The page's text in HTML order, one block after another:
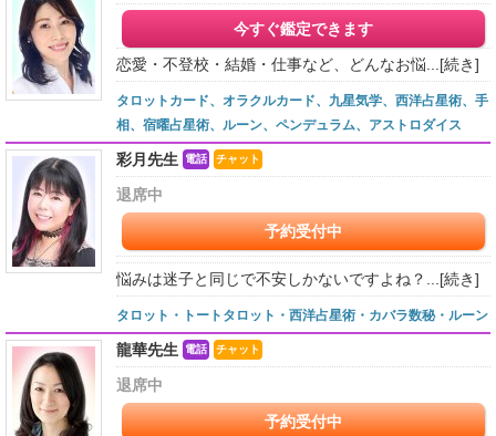
今すぐ鑑定できます
恋愛・不登校・結婚・仕事など、どんなお悩... [続き]
タロットカード、オラクルカード、九星気学、西洋占星術、手
相、宿曜占星術、ルーン、ペンデュラム、アストロダイス
彩月先生 電話 チャット
退席中
予約受付中
悩みは迷子と同じで不安しかないですよね？... [続き]
タロット・トートタロット・西洋占星術・カバラ数秘・ルーン
龍華先生 電話 チャット
退席中
予約受付中